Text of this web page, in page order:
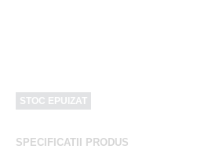
STOC EPUIZAT
SPECIFICATII PRODUS